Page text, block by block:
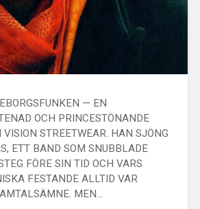
— EN
OCH PRINCESTÖNANDE
STREETWEAR. HAN SJÖNG
ETT BAND SOM SNUBBLADE
FÖRE SIN TID OCH VARS
FESTANDE ALLTID VAR
MEN…